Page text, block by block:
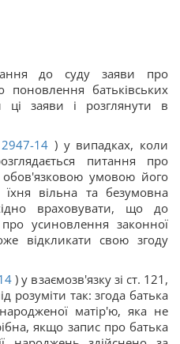
до суду заяви про
батьківських
ці заяви і розглянути в
2947-14 ) у випадках, коли
питання про
обов'язковою умовою його
вільна та безумовна
враховувати, що до
усиновлення законної
відкликати свою згоду
) у взаємозв'язку зі ст. 121,
розуміти так: згода батька
матір'ю, яка не
якщо запис про батька